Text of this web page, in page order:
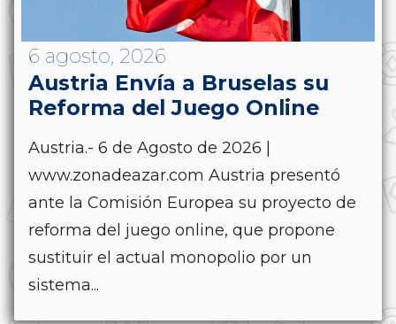
6 agosto, 2026
Austria Envía a Bruselas su
Reforma del Juego Online
Austria.- 6 de Agosto de 2026 |
www.zonadeazar.com Austria presentó
ante la Comisión Europea su proyecto de
reforma del juego online, que propone
sustituir el actual monopolio por un
sistema...